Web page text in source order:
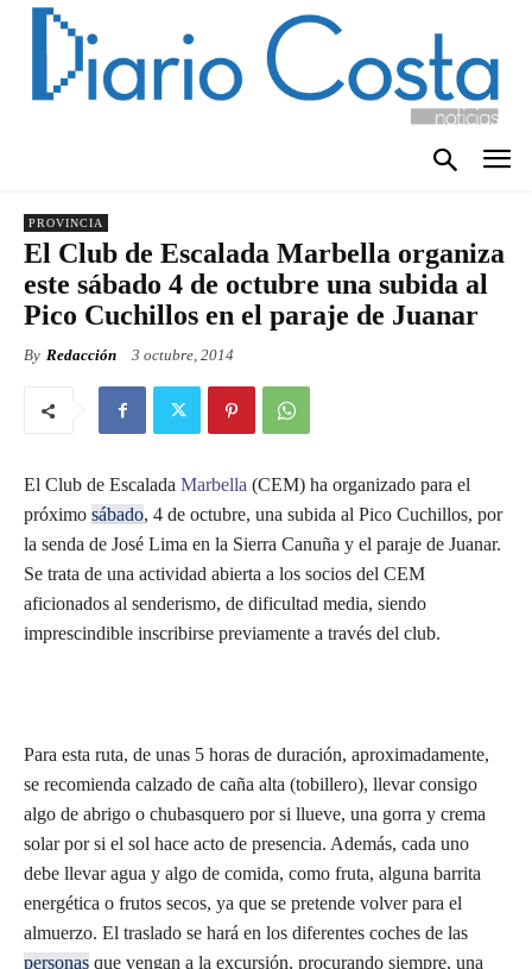
PROVINCIA
El Club de Escalada Marbella organiza
este sábado 4 de octubre una subida al
Pico Cuchillos en el paraje de Juanar
By Redacción 3 octubre, 2014
El Club de Escalada Marbella (CEM) ha organizado para el
próximo sábado, 4 de octubre, una subida al Pico Cuchillos, por
la senda de José Lima en la Sierra Canuña y el paraje de Juanar.
Se trata de una actividad abierta a los socios del CEM
aficionados al senderismo, de dificultad media, siendo
imprescindible inscribirse previamente a través del club.
Para esta ruta, de unas 5 horas de duración, aproximadamente,
se recomienda calzado de caña alta (tobillero), llevar consigo
algo de abrigo o chubasquero por si llueve, una gorra y crema
solar por si el sol hace acto de presencia. Además, cada uno
debe llevar agua y algo de comida, como fruta, alguna barrita
energética o frutos secos, ya que se pretende volver para el
almuerzo. El traslado se hará en los diferentes coches de las
personas que vengan a la excursión, procurando siempre, una